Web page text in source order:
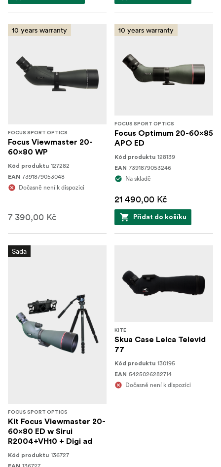
10 years warranty
FOCUS SPORT OPTICS
Focus Viewmaster 20-
60x80 WP
Kód produktu 127282
EAN 7391879053048
Dočasně není k dispozici
7 390,00 Kč
10 years warranty
FOCUS SPORT OPTICS
Focus Optimum 20-60x85
APO ED
Kód produktu 128139
EAN 7391879053246
Na skladě
21 490,00 Kč
Přidat do košíku
Sada
FOCUS SPORT OPTICS
Kit Focus Viewmaster 20-
60x80 ED w Sirui
R2004+VH10 + Digi ad
Kód produktu 136727
KITE
Skua Case Leica Televid
77
Kód produktu 130195
EAN 5425026282714
Dočasně není k dispozici